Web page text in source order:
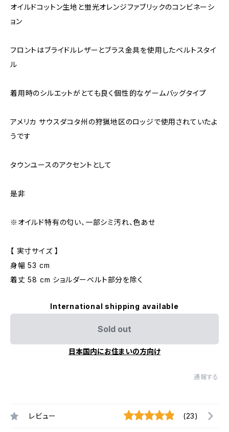
オイルドコットン生地と蛍光オレンジファブリックのコンビネーシ
ョン
フロントはブライドルレザーとブラス金具を使用したベルトスタイ
ル
着用時のシルエットがとても良く個性的なゲームバッグタイプ
アメリカ サウスダコタ州の狩猟地区のロッジで使用されていたよ
うです
タウンユースのアクセントとして
是非
※オイルド特有の匂い、一部シミ汚れ、色あせ
【 実寸サイズ 】
身幅 53 cm
着丈 58 cm ショルダーベルト部分を除く
International shipping available
Sold out
日本国内にお住まいの方向け
通報する
レビュー (23)